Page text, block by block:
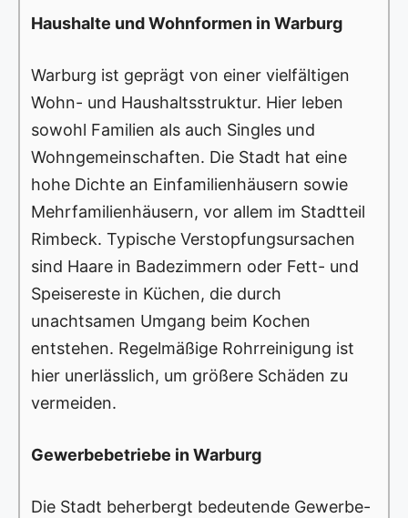
Haushalte und Wohnformen in Warburg
Warburg ist geprägt von einer vielfältigen
Wohn- und Haushaltsstruktur. Hier leben
sowohl Familien als auch Singles und
Wohngemeinschaften. Die Stadt hat eine
hohe Dichte an Einfamilienhäusern sowie
Mehrfamilienhäusern, vor allem im Stadtteil
Rimbeck. Typische Verstopfungsursachen
sind Haare in Badezimmern oder Fett- und
Speisereste in Küchen, die durch
unachtsamen Umgang beim Kochen
entstehen. Regelmäßige Rohrreinigung ist
hier unerlässlich, um größere Schäden zu
vermeiden.
Gewerbebetriebe in Warburg
Die Stadt beherbergt bedeutende Gewerbe-